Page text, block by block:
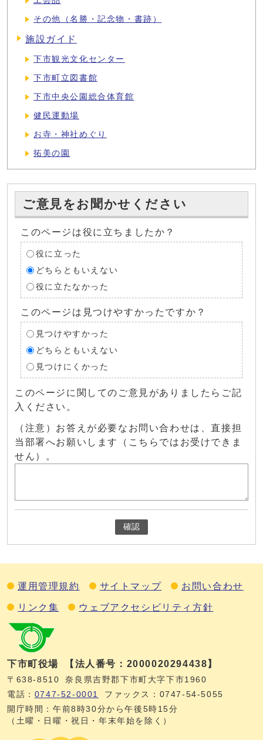
その他（名勝・記念物・書跡）
施設ガイド
下市観光文化センター
下市町立図書館
下市中央公園総合体育館
健民運動場
お寺・神社めぐり
拓美の園
ご意見をお聞かせください
このページは役に立ちましたか？
役に立った
どちらともいえない
役に立たなかった
このページは見つけやすかったですか？
見つけやすかった
どちらともいえない
見つけにくかった
このページに関してのご意見がありましたらご記
入ください。
（注意）お答えが必要なお問い合わせは、直接担
当部署へお願いします（こちらではお受けできま
せん）。
確認
運用管理規約 サイトマップ お問い合わせ
リンク集 ウェブアクセシビリティ方針
下市町役場 【法人番号：2000020294438】
〒638-8510
奈良県吉野郡下市町大字下市1960
電話： 0747‐52‐0001
ファックス：0747‐54‐5055
開庁時間：午前8時30分から午後5時15分
（土曜・日曜・祝日・年末年始を除く）